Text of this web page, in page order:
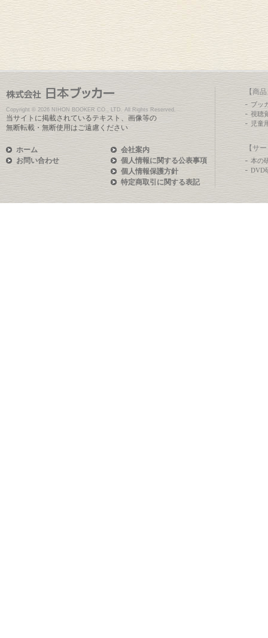
Copyright © 2026 NIHON BOOKER CO., LTD. All Rights Reserved.
当サイトに掲載されているテキスト、画像等の
無断転載・無断使用はご遠慮ください
ホーム
お問い合わせ
会社案内
個人情報に関する公表事項
個人情報保護方針
特定商取引に関する表記
【商
ブッ
視聴
児童
【サ
本の
DVD